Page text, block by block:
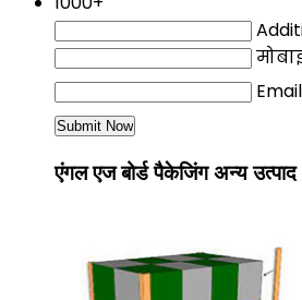
Email
एंगल एज बोर्ड पैकेजिंग अन्य उत्पाद